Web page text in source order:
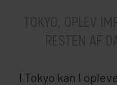
TOKYO, OPLEV
RESTEN AF
I Tokyo kan I